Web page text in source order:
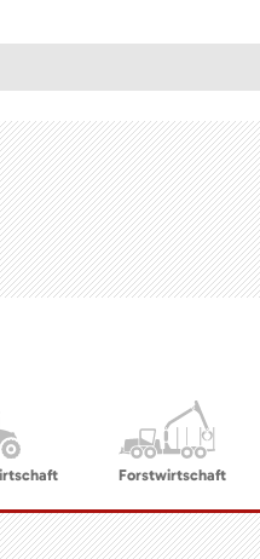
Forstwirtschaft